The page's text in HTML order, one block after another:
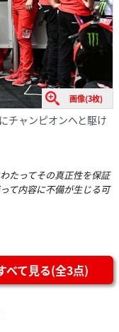
画像(3枚)
チャンピオンへと駆け
たってその真正性を保証
て内容に不備が生じる可
べて見る(全3点)